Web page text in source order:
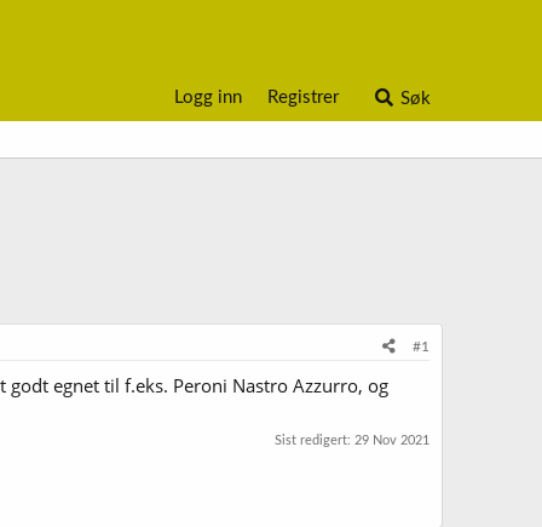
Logg inn Registrer Søk
#1
egnet til f.eks. Peroni Nastro Azzurro, og
Sist redigert: 29 Nov 2021